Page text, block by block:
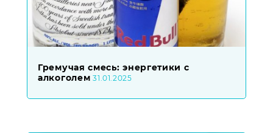
Гремучая смесь: энергетики с
алкоголем 31.01.2025